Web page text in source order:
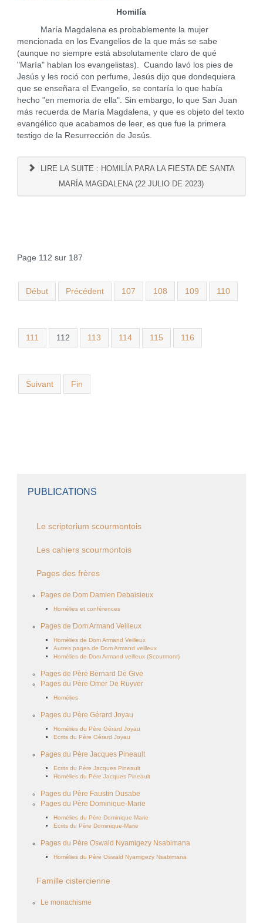
Homilía
María Magdalena es probablemente la mujer
mencionada en los Evangelios de la que más se sabe
(aunque no siempre está absolutamente claro de qué
"María" hablan los evangelistas). Cuando lavó los pies de
Jesús y les roció con perfume, Jesús dijo que dondequiera
que se enseñara el Evangelio, se contaría lo que había
hecho "en memoria de ella". Sin embargo, lo que San Juan
más recuerda de María Magdalena, y que es objeto del texto
evangélico que acabamos de leer, es que fue la primera
testigo de la Resurrección de Jesús.
LIRE LA SUITE : HOMILÍA PARA LA FIESTA DE SANTA
MARÍA MAGDALENA (22 JULIO DE 2023)
Page 112 sur 187
Début Précédent 107 108 109 110
111 112 113 114 115 116
Suivant Fin
PUBLICATIONS
Le scriptorium scourmontois
Les cahiers scourmontois
Pages des frères
Pages de Dom Damien Debaisieux
Homélies et conférences
Pages de Dom Armand Veilleux
Homélies de Dom Armand Veilleux
Autres pages de Dom Armand veilleux
Homélies de Dom Armand veilleux (Scourmont)
Pages de Père Bernard De Give
Pages du Père Omer De Ruyver
Homélies
Pages du Père Gérard Joyau
Homélies du Père Gérard Joyau
Ecrits du Père Gérard Joyau
Pages du Père Jacques Pineault
Ecrits du Père Jacques Pineault
Homélies du Père Jacques Pineault
Pages du Père Faustin Dusabe
Pages du Père Dominique-Marie
Homélies du Père Dominique-Marie
Ecrits du Père Dominique-Marie
Pages du Père Oswald Nyamigezy Nsabimana
Homélies du Père Oswald Nyamigezy Nsabimana
Famille cistercienne
Le monachisme